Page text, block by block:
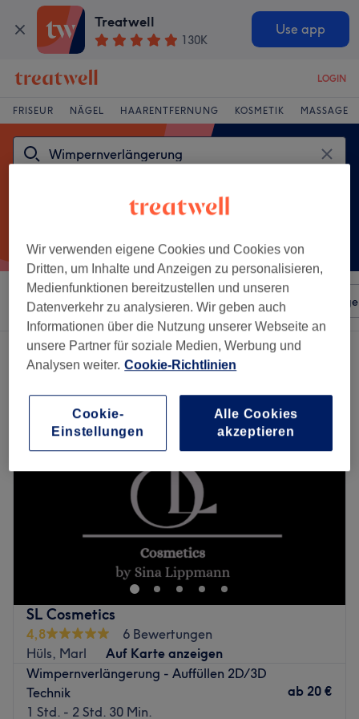
Treatwell
130K
Use app
LOGIN
FRISEUR NÄGEL HAARENTFERNUNG KOSMETIK MASSAGE
Sortieren nach Beliebiger Preis Salons
Ein Salon, der anbietet:
wimpernverlängerung in der Nähe von Brassert, Marl
SL Cosmetics
4,8
6 Bewertungen
Hüls, Marl
Auf Karte anzeigen
Wimpernverlängerung - Auffüllen 2D/3D
Technik
1 Std. - 2 Std. 30 Min.
ab 20 €
Wir verwenden eigene Cookies und Cookies von
Dritten, um Inhalte und Anzeigen zu personalisieren,
Medienfunktionen bereitzustellen und unseren
Datenverkehr zu analysieren. Wir geben auch
Informationen über die Nutzung unserer Webseite an
unsere Partner für soziale Medien, Werbung und
Analysen weiter. Cookie-Richtlinien
Cookie-
Einstellungen
Alle Cookies
akzeptieren